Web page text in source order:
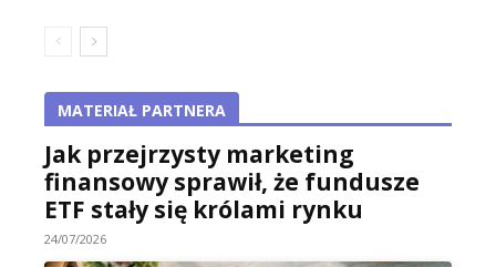
MATERIAŁ PARTNERA
Jak przejrzysty marketing
finansowy sprawił, że fundusze
ETF stały się królami rynku
24/07/2026